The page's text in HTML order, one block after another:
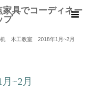
具でコーディネー
プ
木工教室 2018年1月~2月
~2月